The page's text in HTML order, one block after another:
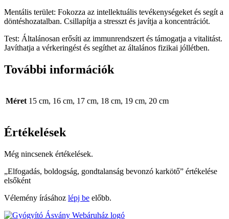
Mentális terület: Fokozza az intellektuális tevékenységeket és segít a
döntéshozatalban. Csillapítja a stresszt és javítja a koncentrációt.
Test: Általánosan erősíti az immunrendszert és támogatja a vitalitást.
Javíthatja a vérkeringést és segíthet az általános fizikai jóllétben.
További információk
Méret 15 cm, 16 cm, 17 cm, 18 cm, 19 cm, 20 cm
Értékelések
Még nincsenek értékelések.
„Elfogadás, boldogság, gondtalanság bevonzó karkötő” értékelése
elsőként
Vélemény írásához lépj be előbb.